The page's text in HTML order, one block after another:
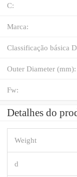
C:
Marca:
Classificação básica
Outer Diameter (mm):
Fw:
Detalhes do
Weight
d